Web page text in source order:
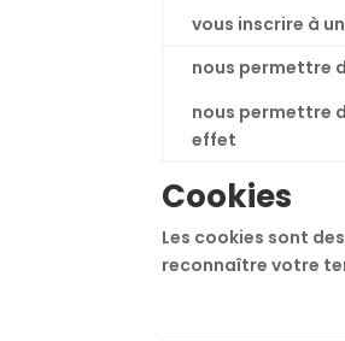
vous inscrire à
nous permettre
nous permettre
effet
Cookies
Les cookies sont
reconnaître votre